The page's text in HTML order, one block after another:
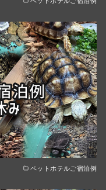
ペットホテルご宿泊例